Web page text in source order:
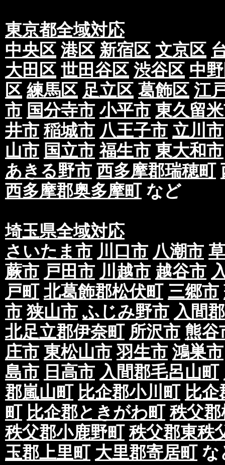
東京都全域対応
中央区 港区 新宿区 文京区
大田区 世田谷区 渋谷区 中
区 練馬区 足立区 葛飾区 江
市 国分寺市 小平市 東久留
井市 稲城市 八王子市 立川市
山市 国立市 福生市 東大和市
あきる野市 西多摩郡瑞穂町
西多摩郡奥多摩町など
埼玉県全域対応
さいたま市 川口市 八潮市
蕨市 戸田市 川越市 越谷市
戸町 北葛飾郡松伏町 三郷市
市 狭山市 ふじみ野市 入間
北足立郡伊奈町 所沢市 熊谷
庄市 東松山市 羽生市 鴻巣市
島市 日高市 入間郡毛呂山町
郡嵐山町 比企郡小川町 比
町 比企郡ときがわ町 秩父
秩父郡小鹿野町 秩父郡東秩
玉郡上里町 大里郡寄居町な